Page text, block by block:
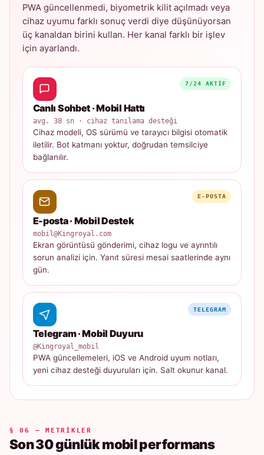
PWA güncellenmedi, biyometrik kilit açılmadı veya
cihaz uyumu farklı sonuç verdi diye düşünüyorsan
üç kanaldan birini kullan. Her kanal farklı bir işlev
için ayarlandı.
7/24 AKTIF
Canlı Sohbet · Mobil Hattı
avg. 38 sn · cihaz tanılama desteği
Cihaz modeli, OS sürümü ve tarayıcı bilgisi otomatik
iletilir. Bot katmanı yoktur, doğrudan temsilciye
bağlanılır.
E-POSTA
E-posta · Mobil Destek
mobil@Kingroyal.com
Ekran görüntüsü gönderimi, cihaz logu ve ayrıntılı
sorun analizi için. Yanıt süresi mesai saatlerinde aynı
gün.
TELEGRAM
Telegram · Mobil Duyuru
@Kingroyal_mobil
PWA güncellemeleri, iOS ve Android uyum notları,
yeni cihaz desteği duyuruları için. Salt okunur kanal.
§ 06 — METRIKLER
Son 30 günlük mobil performans